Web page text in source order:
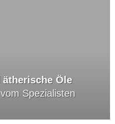
ätherische Öle
Spezialisten